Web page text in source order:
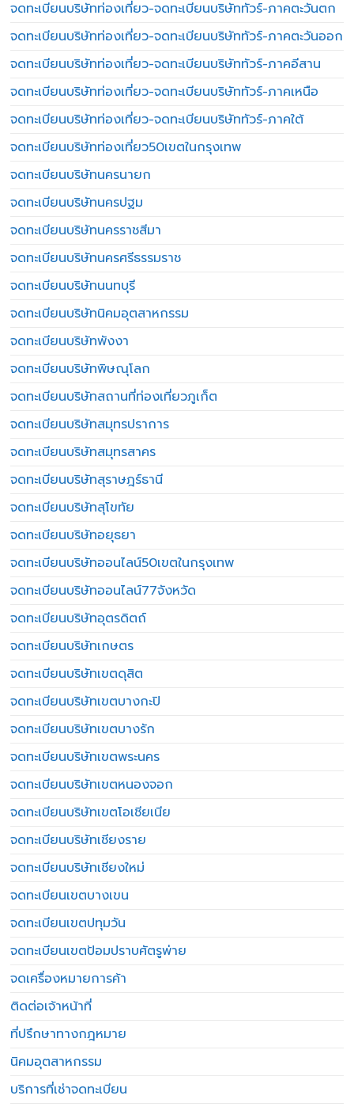
จดทะเบียนบริษัทท่องเที่ยว-จดทะเบียนบริษัททัวร์-ภาคตะวันตก
จดทะเบียนบริษัทท่องเที่ยว-จดทะเบียนบริษัททัวร์-ภาคตะวันออก
จดทะเบียนบริษัทท่องเที่ยว-จดทะเบียนบริษัททัวร์-ภาคอีสาน
จดทะเบียนบริษัทท่องเที่ยว-จดทะเบียนบริษัททัวร์-ภาคเหนือ
จดทะเบียนบริษัทท่องเที่ยว-จดทะเบียนบริษัททัวร์-ภาคใต้
จดทะเบียนบริษัทท่องเที่ยว50เขตในกรุงเทพ
จดทะเบียนบริษัทนครนายก
จดทะเบียนบริษัทนครปฐม
จดทะเบียนบริษัทนครราชสีมา
จดทะเบียนบริษัทนครศรีธรรมราช
จดทะเบียนบริษัทนนทบุรี
จดทะเบียนบริษัทนิคมอุตสาหกรรม
จดทะเบียนบริษัทพังงา
จดทะเบียนบริษัทพิษณุโลก
จดทะเบียนบริษัทสถานที่ท่องเที่ยวภูเก็ต
จดทะเบียนบริษัทสมุทรปราการ
จดทะเบียนบริษัทสมุทรสาคร
จดทะเบียนบริษัทสุราษฎร์ธานี
จดทะเบียนบริษัทสุโขทัย
จดทะเบียนบริษัทอยุธยา
จดทะเบียนบริษัทออนไลน์50เขตในกรุงเทพ
จดทะเบียนบริษัทออนไลน์77จังหวัด
จดทะเบียนบริษัทอุตรดิตถ์
จดทะเบียนบริษัทเกษตร
จดทะเบียนบริษัทเขตดุสิต
จดทะเบียนบริษัทเขตบางกะปิ
จดทะเบียนบริษัทเขตบางรัก
จดทะเบียนบริษัทเขตพระนคร
จดทะเบียนบริษัทเขตหนองจอก
จดทะเบียนบริษัทเขตโอเชียเนีย
จดทะเบียนบริษัทเชียงราย
จดทะเบียนบริษัทเชียงใหม่
จดทะเบียนเขตบางเขน
จดทะเบียนเขตปทุมวัน
จดทะเบียนเขตป้อมปราบศัตรูพ่าย
จดเครื่องหมายการค้า
ติดต่อเจ้าหน้าที่
ที่ปรึกษาทางกฎหมาย
นิคมอุตสาหกรรม
บริการที่เช่าจดทะเบียน